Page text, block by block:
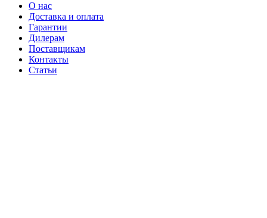
О нас
Доставка и оплата
Гарантии
Дилерам
Поставщикам
Контакты
Статьи